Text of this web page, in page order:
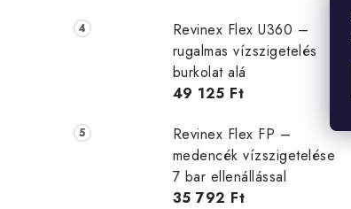
Revinex Flex U360 –
rugalmas vízszigetelés
burkolat alá
49 125 Ft
Revinex Flex FP –
medencék vízszigetelése
7 bar ellenállással
35 792 Ft